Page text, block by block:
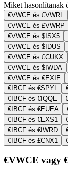
Miket hasonlítanak
€VWCE és £VWRL
€VWCE és £VWRP
€VWCE és $ISX5
€VWCE és $IDUS
€VWCE és £CUKX
€VWCE és $IWDA
€VWCE és €EXIE
€IBCF és €SPYL
€IBCF és €IQQE
€IBCF és €EUEA
€IBCF és €EXS1
€IBCF és €IWRD
€IBCF és £CNX1
€VWCE vagy